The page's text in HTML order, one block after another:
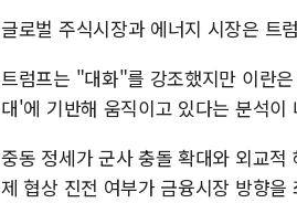
글로벌 주식시장과 에너지 시장은 트
트럼프는 "대화"를 강조했지만 이란
대'에 기반해 움직이고 있다는 분석이
중동 정세가 군사 충돌 확대와 외교
제 협상 진전 여부가 금융시장 방향